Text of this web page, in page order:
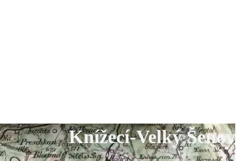
Knížecí-Velký Šenov